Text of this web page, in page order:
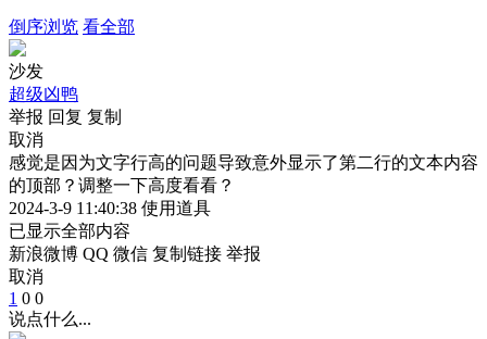
倒序浏览 看全部
沙发
超级凶鸭
举报 回复 复制
取消
感觉是因为文字行高的问题导致意外显示了第二行的文本内容
的顶部？调整一下高度看看？
2024-3-9 11:40:38 使用道具
已显示全部内容
新浪微博 QQ 微信 复制链接 举报
取消
1 0 0
说点什么...